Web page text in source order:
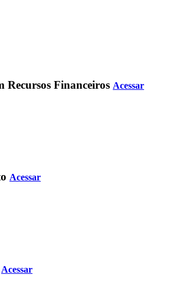
Recursos Financeiros Acessar
Acessar
Acessar